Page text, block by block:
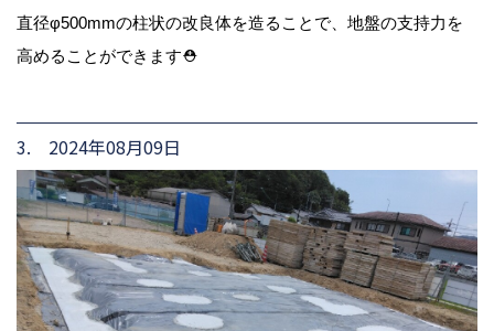
直径φ500mmの柱状の改良体を造ることで、地盤の支持力を
高めることができます⛑
3. 2024年08月09日